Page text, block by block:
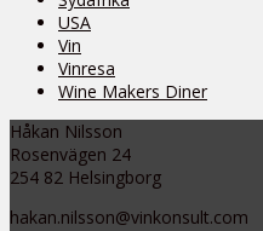
USA
Vin
Vinresa
Wine Makers Diner
Håkan Nilsson
Rosenvägen 24
254 82 Helsingborg
hakan.nilsson@vinkonsult.com